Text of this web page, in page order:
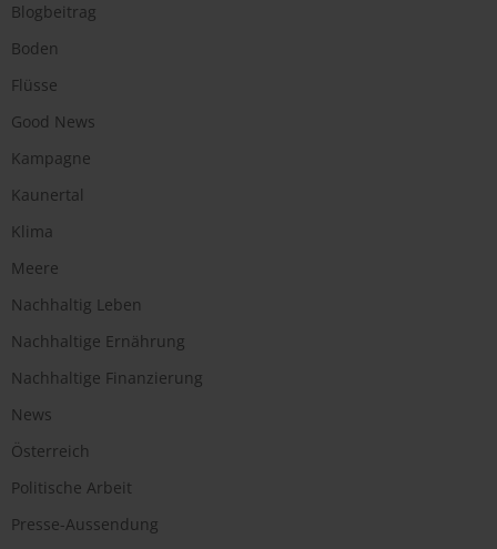
Blogbeitrag
Boden
Flüsse
Good News
Kampagne
Kaunertal
Klima
Meere
Nachhaltig Leben
Nachhaltige Ernährung
Nachhaltige Finanzierung
News
Österreich
Politische Arbeit
Presse-Aussendung